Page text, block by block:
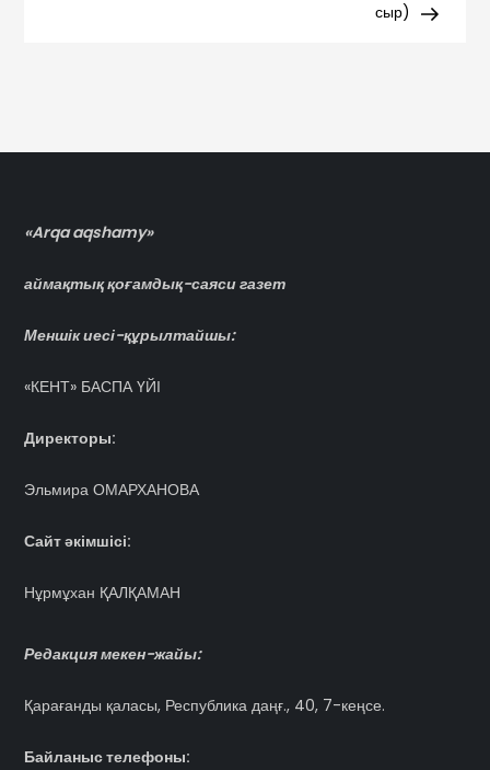
сыр)
«Arqa aqshamy»
аймақтық қоғамдық-саяси газет
Меншік иесі-құрылтайшы:
«КЕНТ» БАСПА ҮЙІ
Директоры:
Эльмира ОМАРХАНОВА
Сайт әкімшісі:
Нұрмұхан ҚАЛҚАМАН
Редакция мекен-жайы:
Қарағанды қаласы, Республика даңғ., 40, 7-кеңсе.
Байланыс телефоны: